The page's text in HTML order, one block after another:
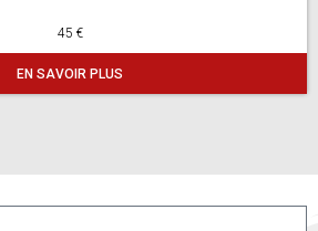
45 €
EN SAVOIR PLUS